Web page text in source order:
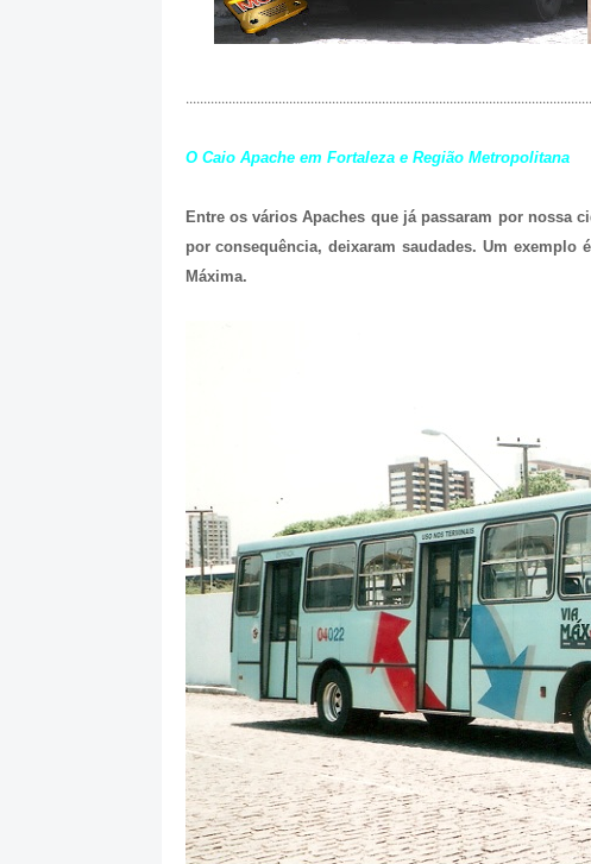
O Caio Apache em Fortaleza e Região Metropolitana
Entre os vários Apaches que já passaram por nossa
por consequência, deixaram saudades. Um
Máxima.